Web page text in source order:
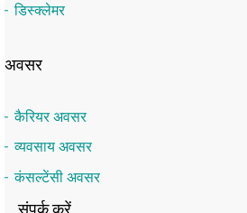
डिस्क्लेमर
अवसर
कैरियर अवसर
व्यवसाय अवसर
कंसल्टेंसी अवसर